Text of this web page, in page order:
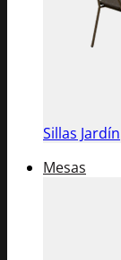
Sillas Jardín
Mesas